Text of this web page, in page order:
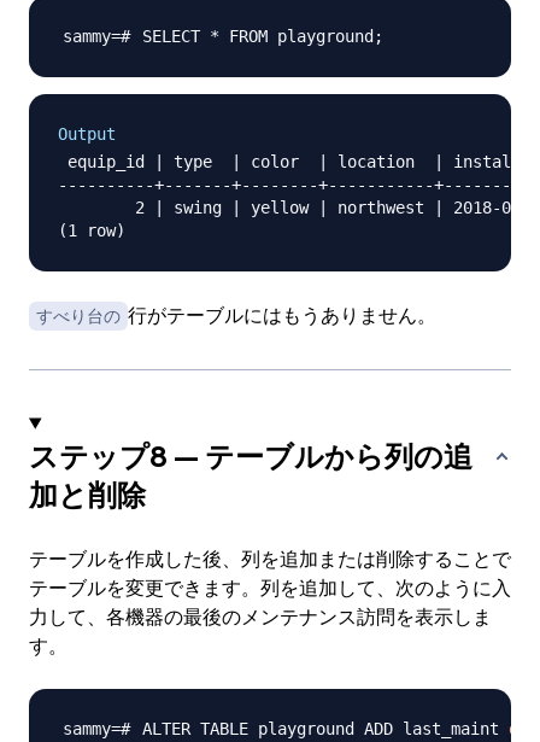
SELECT * FROM playground ;
Output
equip_id | type  | color  | location  |
----------+-------+--------+-----------
2 | swing | yellow | northwest | 2018-08-
すべり台の
ステップ8 — テーブルから列の追
加と削除
テーブルを作成した後、列を追加または削除することで
テーブルを変更できます。列を追加して、次のように入
力して、各機器の最後のメンテナンス訪問を表示しま
す。
ALTER TABLE playground ADD last_maint